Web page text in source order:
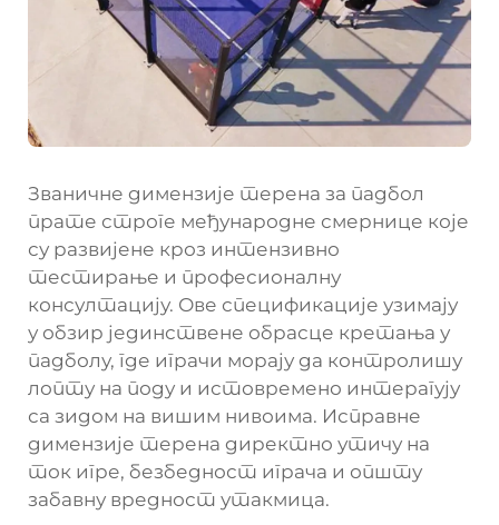
Званичне димензије терена за падбол
прате строге међународне смернице које
су развијене кроз интензивно
тестирање и професионалну
консултацију. Ове спецификације узимају
у обзир јединствене обрасце кретања у
падболу, где играчи морају да контролишу
лопту на поду и истовремено интерагују
са зидом на вишим нивоима. Исправне
димензије терена директно утичу на
ток игре, безбедност играча и општу
забавну вредност утакмица.